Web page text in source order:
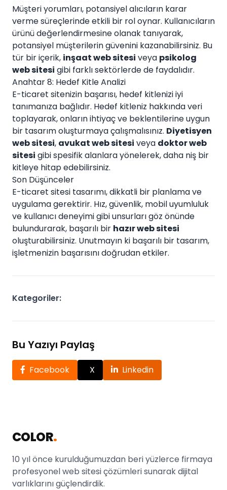
Müşteri yorumları, potansiyel alıcıların karar
verme süreçlerinde etkili bir rol oynar. Kullanıcıların
ürünü değerlendirmesine olanak tanıyarak,
potansiyel müşterilerin güvenini kazanabilirsiniz. Bu
tür bir içerik, inşaat web sitesi veya psikolog
web sitesi gibi farklı sektörlerde de faydalıdır.
Anahtar 8: Hedef Kitle Analizi
E-ticaret sitenizin başarısı, hedef kitlenizi iyi
tanımanıza bağlıdır. Hedef kitleniz hakkında veri
toplayarak, onların ihtiyaç ve beklentilerine uygun
bir tasarım oluşturmaya çalışmalısınız. Diyetisyen
web sitesi, avukat web sitesi veya doktor web
sitesi gibi spesifik alanlara yönelerek, daha niş bir
kitleye hitap edebilirsiniz.
Son Düşünceler
E-ticaret sitesi tasarımı, dikkatli bir planlama ve
uygulama gerektirir. Hız, güvenlik, mobil uyumluluk
ve kullanıcı deneyimi gibi unsurları göz önünde
bulundurarak, başarılı bir hazır web sitesi
oluşturabilirsiniz. Unutmayın ki başarılı bir tasarım,
işletmenizin başarısını doğrudan etkiler.
Kategoriler:
Bu Yazıyı Paylaş
Facebook X Linkedin
COLOR.
10 yıl önce kurulduğumuzdan beri yüzlerce firmaya
profesyonel web sitesi çözümleri sunarak dijital
varlıklarını güçlendirdik.